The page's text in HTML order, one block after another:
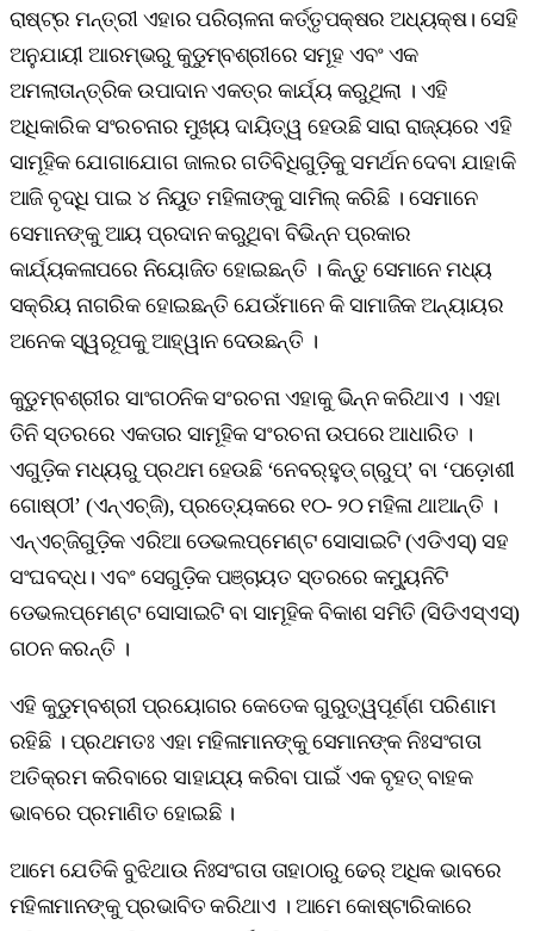
ରାଷ୍ଟ୍ର ମନ୍ତ୍ରୀ ଏହାର ପରିଚାଳନା କର୍ତ୍ତୃପକ୍ଷର ଅଧ୍ୟକ୍ଷ। ସେହି
ଅନୁଯାୟୀ ଆରମ୍ଭରୁ କୁଡୁମ୍ବଶ୍ରୀରେ ସମୂହ ଏବଂ ଏକ
ଅମଲାତାନ୍ତ୍ରିକ ଉପାଦାନ ଏକତ୍ର କାର୍ଯ୍ୟ କରୁଥିଲା । ଏହି
ଅଧିକାରିକ ସଂରଚନାର ମୁଖ୍ୟ ଦାୟିତ୍ୱ ହେଉଛି ସାରା ରାଜ୍ୟରେ ଏହି
ସାମୂହିକ ଯୋଗାଯୋଗ ଜାଲର ଗତିବିଧିଗୁଡ଼ିକୁ ସମର୍ଥନ ଦେବା ଯାହାକି
ଆଜି ବୃଦ୍ଧି ପାଇ ୪ ନିୟୁତ ମହିଳାଙ୍କୁ ସାମିଲ୍ କରିଛି । ସେମାନେ
ସେମାନଙ୍କୁ ଆୟ ପ୍ରଦାନ କରୁଥିବା ବିଭିନ୍ନ ପ୍ରକାର
କାର୍ଯ୍ୟକଳାପରେ ନିୟୋଜିତ ହୋଇଛନ୍ତି । କିନ୍ତୁ ସେମାନେ ମଧ୍ୟ
ସକ୍ରିୟ ନାଗରିକ ହୋଇଛନ୍ତି ଯେଉଁମାନେ କି ସାମାଜିକ ଅନ୍ୟାୟର
ଅନେକ ସ୍ୱରୂପକୁ ଆହ୍ୱାନ ଦେଉଛନ୍ତି ।
କୁଡୁମ୍ବଶ୍ରୀର ସାଂଗଠନିକ ସଂରଚନା ଏହାକୁ ଭିନ୍ନ କରିଥାଏ । ଏହା
ତିନି ସ୍ତରରେ ଏକତାର ସାମୂହିକ ସଂରଚନା ଉପରେ ଆଧାରିତ ।
ଏଗୁଡ଼ିକ ମଧ୍ୟରୁ ପ୍ରଥମ ହେଉଛି ‘ନେବର୍‌ହୁଡ୍‌ ଗ୍ରୁପ୍‌’ ବା ‘ପଡ଼ୋଶୀ
ଗୋଷ୍ଠୀ’ (ଏନ୍‌ଏଚ୍‌ଜି), ପ୍ରତ୍ୟେକରେ ୧୦- ୨୦ ମହିଳା ଥାଆନ୍ତି ।
ଏନ୍‌ଏଚ୍‌ଜିଗୁଡ଼ିକ ଏରିଆ ଡେଭଲପ୍‌ମେଣ୍ଟ ସୋସାଇଟି (ଏଡିଏସ୍‌) ସହ
ସଂଘବଦ୍ଧ। ଏବଂ ସେଗୁଡ଼ିକ ପଞ୍ଚାୟତ ସ୍ତରରେ କମ୍ୟୁନିଟି
ଡେଭଲପ୍‌ମେଣ୍ଟ ସୋସାଇଟି ବା ସାମୂହିକ ବିକାଶ ସମିତି (ସିଡିଏସ୍‌ଏସ୍‌)
ଗଠନ କରନ୍ତି ।
ଏହି କୁଡୁମ୍ବଶ୍ରୀ ପ୍ରୟୋଗର କେତେକ ଗୁରୁତ୍ୱପୂର୍ଣ୍ଣ ପରିଣାମ
ରହିଛି । ପ୍ରଥମତଃ ଏହା ମହିଳାମାନଙ୍କୁ ସେମାନଙ୍କ ନିଃସଂଗତା
ଅତିକ୍ରମ କରିବାରେ ସାହାଯ୍ୟ କରିବା ପାଇଁ ଏକ ବୃହତ୍‌ ବାହକ
ଭାବରେ ପ୍ରମାଣିତ ହୋଇଛି ।
ଆମେ ଯେତିକି ବୁଝିଥାଉ ନିଃସଂଗତା ତାହାଠାରୁ ଢେର୍‌ ଅଧିକ ଭାବରେ
ମହିଳାମାନଙ୍କୁ ପ୍ରଭାବିତ କରିଥାଏ । ଆମେ କୋଷ୍ଟାରିକାରେ